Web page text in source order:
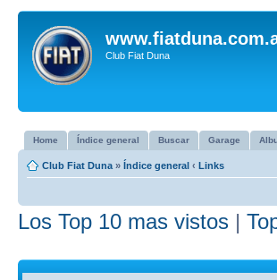
Club Fiat Duna
Home Índice general Buscar Garage
Club Fiat Duna » Índice general ‹ Links
Los Top 10 mas vistos |